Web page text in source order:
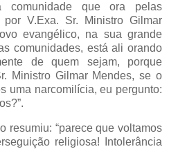
comunidade que ora pelas
V.Exa. Sr. Ministro Gilmar
evangélico, na sua grande
comunidades, está ali orando
de quem sejam, porque
Ministro Gilmar Mendes, se o
uma narcomilícia, eu pergunto:
resumiu: “parece que voltamos
religiosa! Intolerância